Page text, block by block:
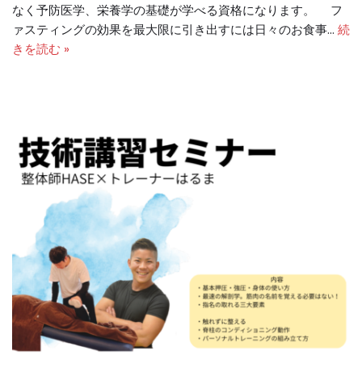
なく予防医学、栄養学の基礎が学べる資格になります。 フ
ァスティングの効果を最大限に引き出すには日々のお食事… 続
きを読む »